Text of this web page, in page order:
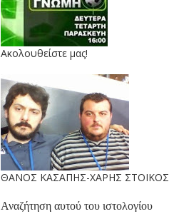
Ακολουθείστε μας!
ΘΑΝΟΣ ΚΑΣΑΠΗΣ-ΧΑΡΗΣ ΣΤΟΙΚΟΣ
Αναζήτηση αυτού του ιστολογίου